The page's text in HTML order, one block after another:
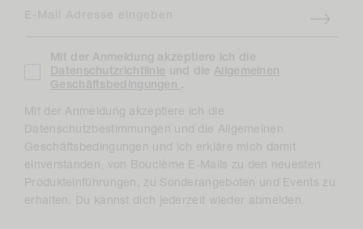
Mit der Anmeldung akzeptiere ich die
Datenschutzrichtlinie und die Allgemeinen
Geschäftsbedingungen .
Mit der Anmeldung akzeptiere ich die
Datenschutzbestimmungen und die Allgemeinen
Geschäftsbedingungen und ich erkläre mich damit
einverstanden, von Bouclème E-Mails zu den neuesten
Produkteinführungen, zu Sonderangeboten und Events zu
erhalten. Du kannst dich jederzeit wieder abmelden.